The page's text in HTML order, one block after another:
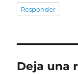
Responder
Deja una